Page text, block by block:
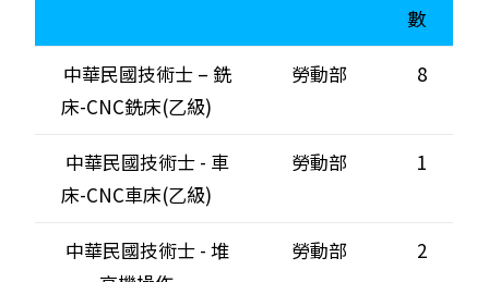
數
中華民國技術士 – 銑
床-CNC銑床(乙級)
勞動部 8
中華民國技術士 - 車
床-CNC車床(乙級)
勞動部 1
中華民國技術士 - 堆
勞動部 2